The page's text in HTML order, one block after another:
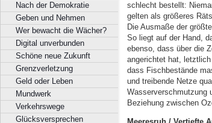
Nach der Demokratie
Geben und Nehmen
Wer bewacht die Wächer?
Digital unverbunden
Schöne neue Zukunft
Grenzverletzung
Geld oder Leben
Mundwerk
Verkehrswege
Glücksversprechen
schlecht bestellt:
gelten als größeres
Die Ausmaße der
So liegt auf der Hand,
ebenso, dass über die
angerichtet hat,
dass Fischbestände
und treibende Netze
Wasserverschmutzung
Beziehung zwischen